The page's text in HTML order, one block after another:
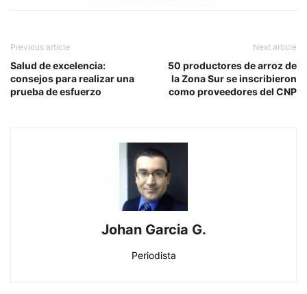
Previous article
Salud de excelencia:
consejos para realizar una
prueba de esfuerzo
Next article
50 productores de arroz de
la Zona Sur se inscribieron
como proveedores del CNP
Johan Garcia G.
Periodista